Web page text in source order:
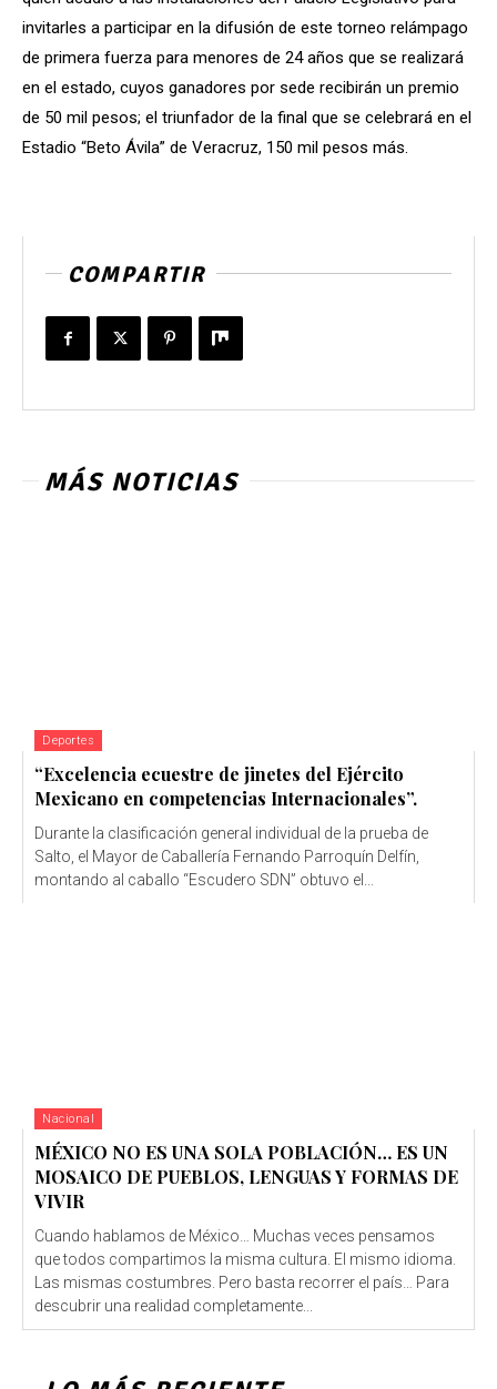
invitarles a participar en la difusión de este torneo relámpago
de primera fuerza para menores de 24 años que se realizará
en el estado, cuyos ganadores por sede recibirán un premio
de 50 mil pesos; el triunfador de la final que se celebrará en el
Estadio “Beto Ávila” de Veracruz, 150 mil pesos más.
COMPARTIR
MÁS NOTICIAS
Deportes
“Excelencia ecuestre de jinetes del Ejército
Mexicano en competencias Internacionales”.
Durante la clasificación general individual de la prueba de
Salto, el Mayor de Caballería Fernando Parroquín Delfín,
montando al caballo “Escudero SDN” obtuvo el...
Nacional
MÉXICO NO ES UNA SOLA POBLACIÓN… ES UN
MOSAICO DE PUEBLOS, LENGUAS Y FORMAS DE
VIVIR
Cuando hablamos de México… Muchas veces pensamos
que todos compartimos la misma cultura. El mismo idioma.
Las mismas costumbres. Pero basta recorrer el país… Para
descubrir una realidad completamente...